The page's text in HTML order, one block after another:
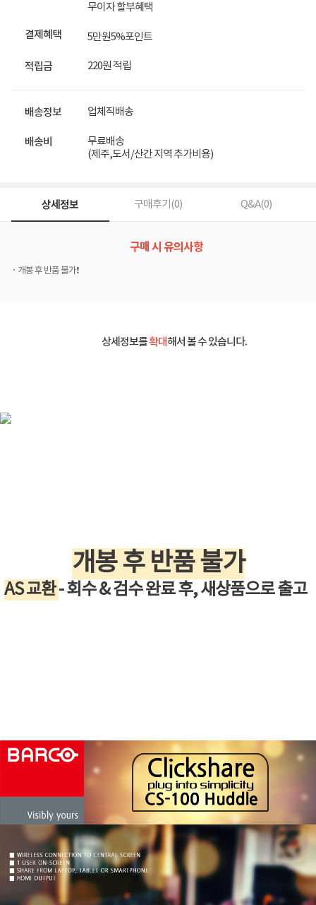
무이자 할부혜택
결제혜택 5만원5%포인트
적립금 220원 적립
배송정보 업체직배송
배송비
무료배송
(제주,도서/산간 지역 추가비용)
상세정보 구매후기(0) Q&A(0)
구매 시 유의사항
개봉 후 반품 불가❗
상세정보를확대해서 볼 수 있습니다.
개봉 후 반품 불가
AS 교환- 회수 & 검수 완료 후, 새상품으로 출고